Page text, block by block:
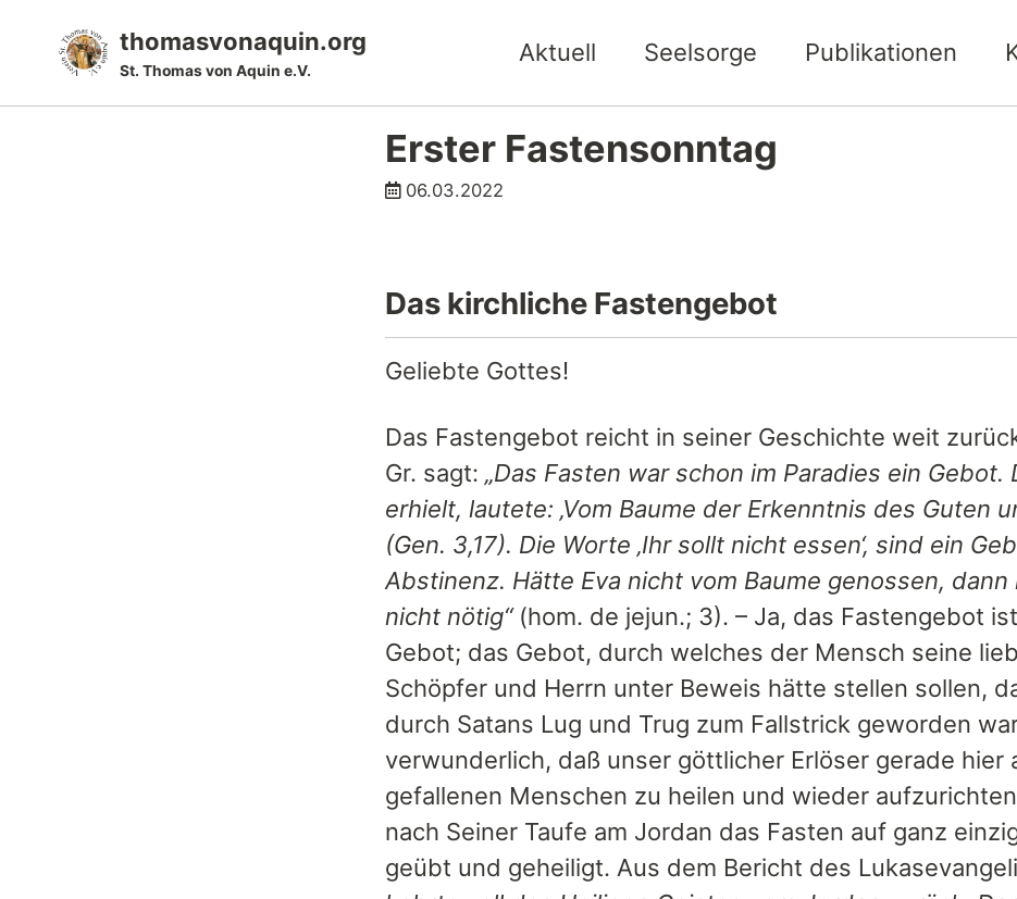
thomasvonaquin.org
St. Thomas von Aquin e.V.
Aktuell Seelsorge Publikationen
Erster Fastensonntag
06.03.2022
Das kirchliche Fastengebot
Geliebte Gottes!
Das Fastengebot reicht in seiner Geschichte weit
Gr. sagt: „Das Fasten war schon im Paradies ein
erhielt, lautete: ‚Vom Baume der Erkenntnis des Guten
(Gen. 3,17). Die Worte ‚Ihr sollt nicht essen‘, sind ein
Abstinenz. Hätte Eva nicht vom Baume genossen,
nicht nötig“(hom. de jejun.; 3). – Ja, das Fastengebot
Gebot; das Gebot, durch welches der Mensch seine
Schöpfer und Herrn unter Beweis hätte stellen sollen,
durch Satans Lug und Trug zum Fallstrick geworden
verwunderlich, daß unser göttlicher Erlöser gerade hier
gefallenen Menschen zu heilen und wieder
nach Seiner Taufe am Jordan das Fasten auf ganz
geübt und geheiligt. Aus dem Bericht des